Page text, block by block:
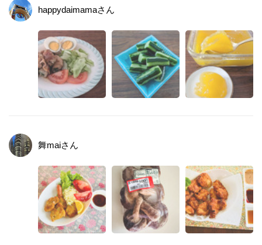
happydaimamaさん
舞maiさん